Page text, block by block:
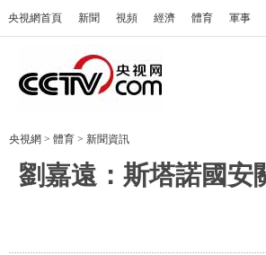
央視網首頁 新聞 視頻 經濟 體育 軍事
央視網 > 體育 > 新聞資訊
劉嘉遠：斯塔諾國安